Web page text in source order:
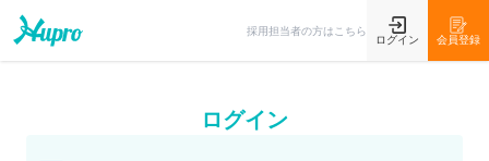
採用担当者の方はこちら
ログイン 会員登録
ログイン